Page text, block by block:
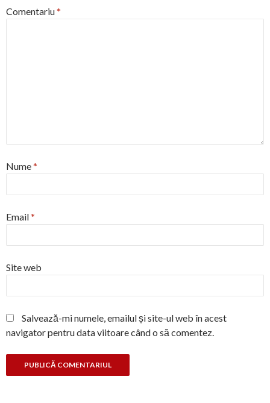
Comentariu*
Nume*
Email*
Site web
Salvează-mi numele, emailul și site-ul web în acest
navigator pentru data viitoare când o să comentez.